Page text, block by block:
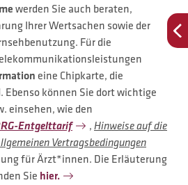
werden Sie auch beraten,
Ihrer Wertsachen sowie der
Für die
eine Chipkarte, die
Ebenso können Sie dort wichtige
einsehen, wie den
Entgelttarif ,Hinweise auf die
Vertragsbedingungen
für Ärzt*innen. Die Erläuterung
Sie hier.